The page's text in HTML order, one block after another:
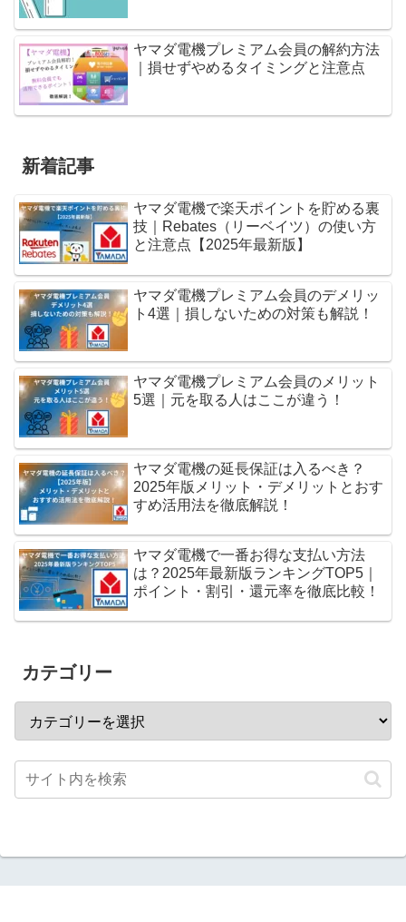
ヤマダ電機プレミアム会員の解約方法
｜損せずやめるタイミングと注意点
新着記事
ヤマダ電機で楽天ポイントを貯める裏
技｜Rebates（リーベイツ）の使い方
と注意点【2025年最新版】
ヤマダ電機プレミアム会員のデメリッ
ト4選｜損しないための対策も解説！
ヤマダ電機プレミアム会員のメリット
5選｜元を取る人はここが違う！
ヤマダ電機の延長保証は入るべき？
2025年版メリット・デメリットとおす
すめ活用法を徹底解説！
ヤマダ電機で一番お得な支払い方法
は？2025年最新版ランキングTOP5｜
ポイント・割引・還元率を徹底比較！
カテゴリー